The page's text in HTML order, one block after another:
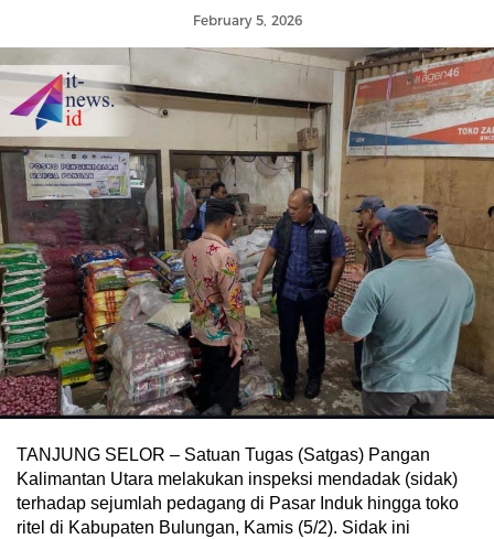
February 5, 2026
TANJUNG SELOR – Satuan Tugas (Satgas) Pangan
Kalimantan Utara melakukan inspeksi mendadak (sidak)
terhadap sejumlah pedagang di Pasar Induk hingga toko
ritel di Kabupaten Bulungan, Kamis (5/2). Sidak ini